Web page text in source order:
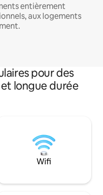
entièrement
aux logements
pour des
longue durée
Wifi